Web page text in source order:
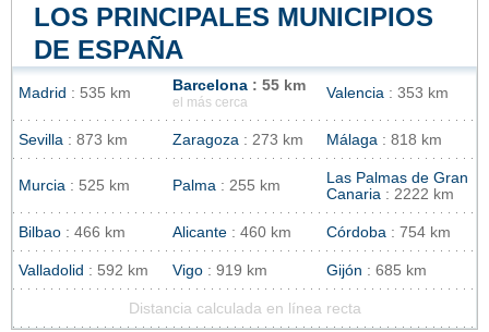
LOS PRINCIPALES MUNICIPIOS
DE ESPAÑA
Madrid : 535 km Barcelona : 55 km
el más cerca
Valencia : 353 km
Sevilla : 873 km Zaragoza : 273 km Málaga : 818 km
Murcia : 525 km Palma : 255 km
Las Palmas de Gran
Canaria : 2222 km
Bilbao : 466 km Alicante : 460 km Córdoba : 754 km
Valladolid : 592 km Vigo : 919 km Gijón : 685 km
Distancia calculada en línea recta